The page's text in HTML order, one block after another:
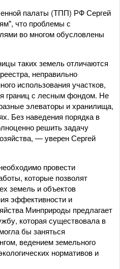
палаты (ТПП) РФ Сергей
что проблемы с
во многом обусловлены
таких земель отличаются
неправильно
использования участков,
границ с лесным фондом. Не
элеваторы и хранилища,
Без наведения порядка в
решить задачу
— уверен Сергей
провести
которые позволят
земель и объектов
эффективности и
Минприроды предлагает
которая существовала в
бы заняться
ведением земельного
нормативов и